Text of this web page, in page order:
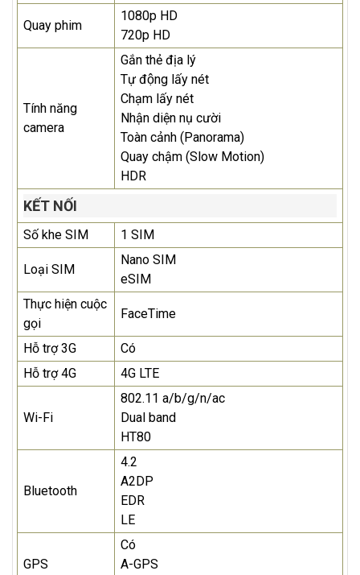
Quay phim
1080p HD
720p HD
Tính năng
camera
Gắn thẻ địa lý
Tự động lấy nét
Chạm lấy nét
Nhận diện nụ cười
Toàn cảnh (Panorama)
Quay chậm (Slow Motion)
HDR
KẾT NỐI
Số khe SIM 1 SIM
Loại SIM
Nano SIM
eSIM
Thực hiện cuộc
gọi
FaceTime
Hỗ trợ 3G
Có
Hỗ trợ 4G
4G LTE
Wi-Fi
802.11 a/b/g/n/ac
Dual band
HT80
Bluetooth
4.2
A2DP
EDR
LE
GPS
Có
A-GPS